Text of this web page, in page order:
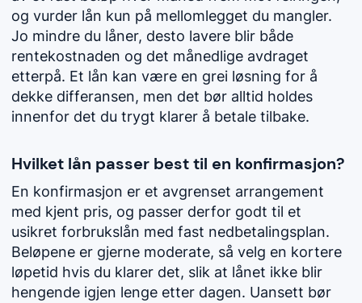
og vurder lån kun på mellomlegget du mangler.
Jo mindre du låner, desto lavere blir både
rentekostnaden og det månedlige avdraget
etterpå. Et lån kan være en grei løsning for å
dekke differansen, men det bør alltid holdes
innenfor det du trygt klarer å betale tilbake.
Hvilket lån passer best til en konfirmasjon?
En konfirmasjon er et avgrenset arrangement
med kjent pris, og passer derfor godt til et
usikret forbrukslån med fast nedbetalingsplan.
Beløpene er gjerne moderate, så velg en kortere
løpetid hvis du klarer det, slik at lånet ikke blir
hengende igjen lenge etter dagen. Uansett bør